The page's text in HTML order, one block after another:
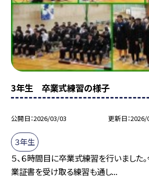
3年生 卒業式練習の様子
公開日 2026/03/03 更新日 2026/
３年生
５、６時間目に卒業式練習を行いました
業証書を受け取る練習も通し...